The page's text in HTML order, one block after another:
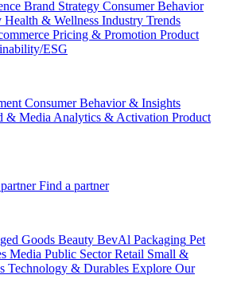
Brand Strategy Consumer Behavior
Health & Wellness Industry Trends
Pricing & Promotion Product
ESG
Consumer Behavior & Insights
& MediaAnalytics & Activation Product
Find a partner
Goods Beauty BevAl Packaging Pet
Media Public Sector Retail Small &
Technology & Durables Explore Our